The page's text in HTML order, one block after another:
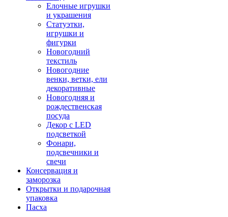
Елочные игрушки
и украшения
Статуэтки,
игрушки и
фигурки
Новогодний
текстиль
Новогодние
венки, ветки, ели
декоративные
Новогодняя и
рождественская
посуда
Декор с LED
подсветкой
Фонари,
подсвечники и
свечи
Консервация и
заморозка
Открытки и подарочная
упаковка
Пасха